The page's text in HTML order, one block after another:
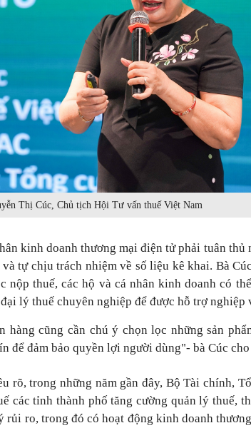
Thị Cúc, Chủ tịch Hội Tư vấn thuế Việt Nam
kinh doanh thương mại điện tử phải tuân thủ
tự chịu trách nhiệm về số liệu kê khai. Bà
nộp thuế, các hộ và cá nhân kinh doanh có
lý thuế chuyên nghiệp để được hỗ trợ nghiệp
hàng cũng cần chú ý chọn lọc những sản
để đảm bảo quyền lợi người dùng"- bà Cúc cho
rõ, trong những năm gần đây, Bộ Tài chính,
các tỉnh thành phố tăng cường quản lý thuế,
rủi ro, trong đó có hoạt động kinh doanh